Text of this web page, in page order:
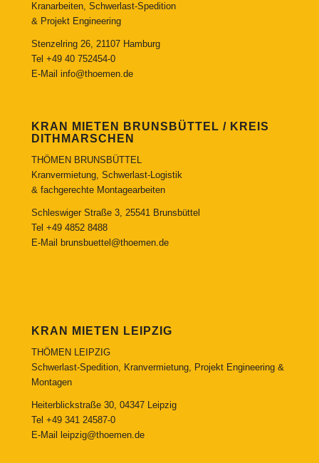
Kranarbeiten, Schwerlast-Spedition
& Projekt Engineering
Stenzelring 26, 21107 Hamburg
Tel +49 40 752454-0
E-Mail info@thoemen.de
KRAN MIETEN BRUNSBÜTTEL / KREIS
DITHMARSCHEN
THÖMEN BRUNSBÜTTEL
Kranvermietung, Schwerlast-Logistik
& fachgerechte Montagearbeiten
Schleswiger Straße 3, 25541 Brunsbüttel
Tel +49 4852 8488
E-Mail
brunsbuettel@thoemen.de
KRAN MIETEN LEIPZIG
THÖMEN LEIPZIG
Schwerlast-Spedition, Kranvermietung, Projekt Engineering &
Montagen
Heiterblickstraße 30, 04347 Leipzig
Tel +49 341 24587-0
E-Mail
leipzig@thoemen.de